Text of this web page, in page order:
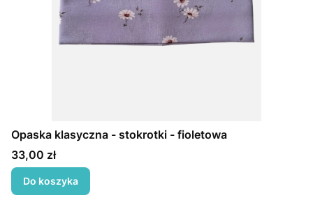
Opaska klasyczna - stokrotki - fioletowa
Cena
33,00 zł
Do koszyka